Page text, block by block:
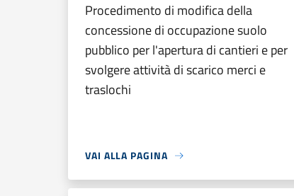
Procedimento di modifica della
concessione di occupazione suolo
pubblico per l'apertura di cantieri e per
svolgere attività di scarico merci e
traslochi
VAI ALLA PAGINA